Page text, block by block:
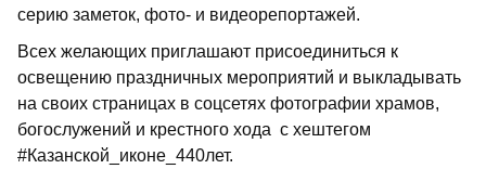
серию заметок, фото- и видеорепортажей.
Всех желающих приглашают присоединиться к
освещению праздничных мероприятий и выкладывать
на своих страницах в соцсетях фотографии храмов,
богослужений и крестного хода с хештегом
#Казанской_иконе_440лет.